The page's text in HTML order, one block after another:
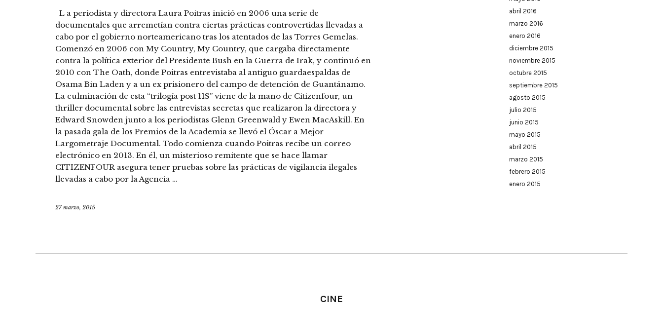
L a periodista y directora Laura Poitras inició en 2006 una serie de
documentales que arremetían contra ciertas prácticas controvertidas llevadas a
cabo por el gobierno norteamericano tras los atentados de las Torres Gemelas.
Comenzó en 2006 con My Country, My Country, que cargaba directamente
contra la política exterior del Presidente Bush en la Guerra de Irak, y continuó en
2010 con The Oath, donde Poitras entrevistaba al antiguo guardaespaldas de
Osama Bin Laden y a un ex prisionero del campo de detención de Guantánamo.
La culminación de esta “trilogía post 11S” viene de la mano de Citizenfour, un
thriller documental sobre las entrevistas secretas que realizaron la directora y
Edward Snowden junto a los periodistas Glenn Greenwald y Ewen MacAskill. En
la pasada gala de los Premios de la Academia se llevó el Óscar a Mejor
Largometraje Documental. Todo comienza cuando Poitras recibe un correo
electrónico en 2013. En él, un misterioso remitente que se hace llamar
CITIZENFOUR asegura tener pruebas sobre las prácticas de vigilancia ilegales
llevadas a cabo por la Agencia …
27 marzo, 2015
abril 2016
marzo 2016
enero 2016
diciembre 2015
noviembre 2015
octubre 2015
septiembre 2015
agosto 2015
julio 2015
junio 2015
mayo 2015
abril 2015
marzo 2015
febrero 2015
enero 2015
CINE